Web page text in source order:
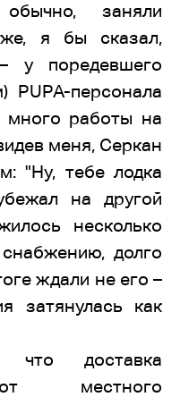
заняли
я бы сказал,
у поредевшего
PUPA-персонала
много работы на
меня, Серкан
"Ну, тебе лодка
на другой
несколько
долго
ждали не его –
затянулась как
что доставка
от местного